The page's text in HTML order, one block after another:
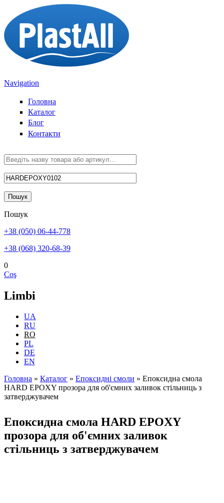
Sari la conținutul principal
Navigation
Головна
Каталог
Блог
Контакти
Пошук
+38 (050) 06-44-778
+38 (068) 320-68-39
0
Coş
Limbi
UA
RU
RO
PL
DE
EN
Eşti aici
Головна » Каталог » Епоксидні смоли » Епоксидна смола
HARD EPOXY прозора для об'ємних заливок стільниць з
затверджувачем
Епоксидна смола HARD EPOXY
прозора для об'ємних заливок
стільниць з затверджувачем